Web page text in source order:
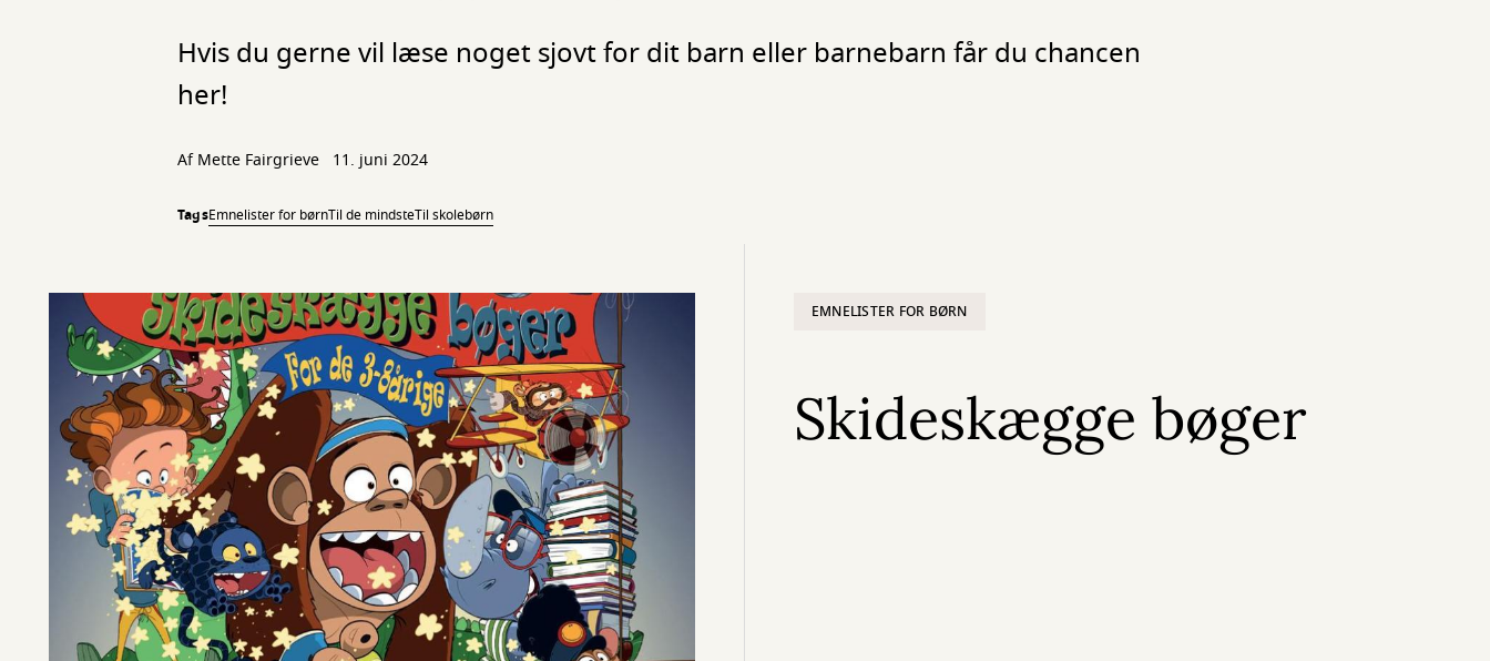
Hvis du gerne vil læse noget sjovt for dit barn eller barnebarn får du chancen
her!
Af Mette Fairgrieve 11. juni 2024
TagsEmnelister for børnTil de mindsteTil skolebørn
EMNELISTER FOR BØRN
Skideskægge bøger